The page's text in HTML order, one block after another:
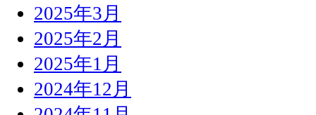
2025年3月
2025年2月
2025年1月
2024年12月